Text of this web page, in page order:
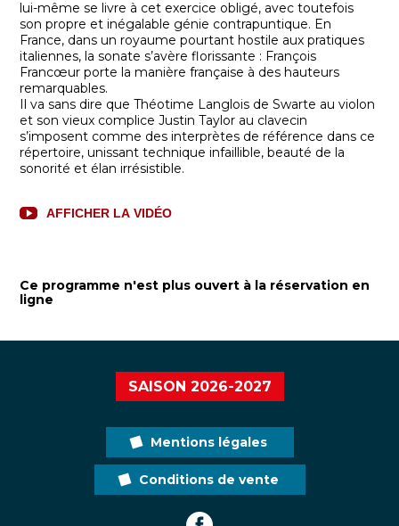
lui-même se livre à cet exercice obligé, avec toutefois
son propre et inégalable génie contrapuntique. En
France, dans un royaume pourtant hostile aux pratiques
italiennes, la sonate s’avère florissante : François
Francœur porte la manière française à des hauteurs
remarquables.
Il va sans dire que Théotime Langlois de Swarte au violon
et son vieux complice Justin Taylor au clavecin
s’imposent comme des interprètes de référence dans ce
répertoire, unissant technique infaillible, beauté de la
sonorité et élan irrésistible.
AFFICHER LA VIDÉO
Ce programme n'est plus ouvert à la réservation en
ligne
SAISON 2026-2027
Mentions légales
Conditions de vente